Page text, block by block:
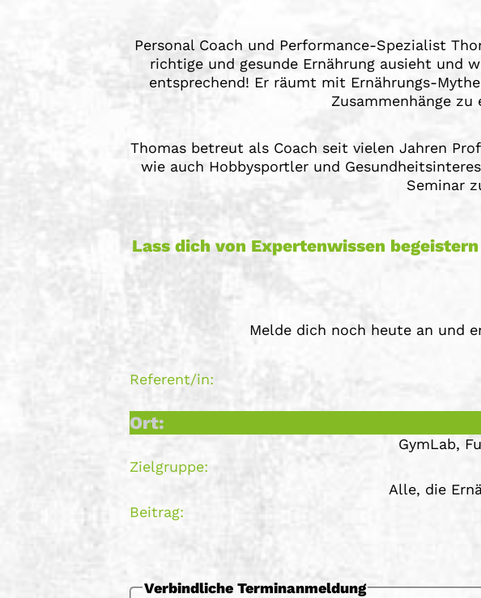
Personal Coach und Performance-Spezialist
richtige und gesunde Ernährung ausieht und
entsprechend! Er räumt mit Ernährungs-
Zusammenhänge
Thomas betreut als Coach seit vielen Jahren
wie auch Hobbysportler und
Seminar
Lass dich von Expertenwissen
Melde dich noch heute an und
Referent/in:
Ort:
GymLab,
Zielgruppe:
Alle, die
Beitrag:
Verbindliche Terminanmeldung